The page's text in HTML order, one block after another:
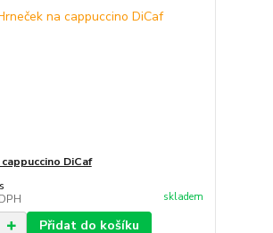
DiCaf
skladem
Přidat do košíku